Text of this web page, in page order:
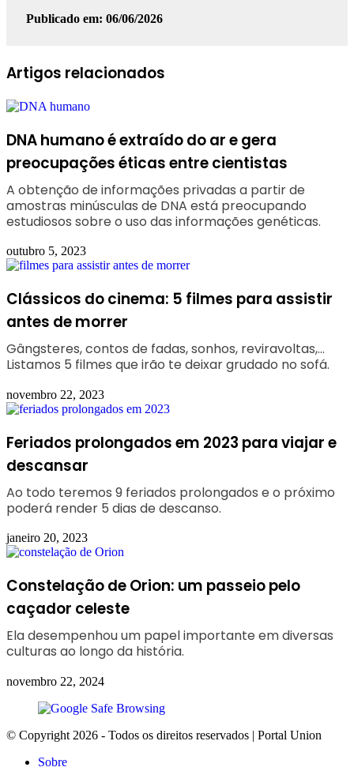
Publicado em: 06/06/2026
Facebook
Linkedin
WhatsApp
Telegram
Artigos relacionados
DNA humano é extraído do ar e gera
preocupações éticas entre cientistas
A obtenção de informações privadas a partir de
amostras minúsculas de DNA está preocupando
estudiosos sobre o uso das informações genéticas.
outubro 5, 2023
Clássicos do cinema: 5 filmes para assistir
antes de morrer
Gângsteres, contos de fadas, sonhos, reviravoltas,...
Listamos 5 filmes que irão te deixar grudado no sofá.
novembro 22, 2023
Feriados prolongados em 2023 para viajar e
descansar
Ao todo teremos 9 feriados prolongados e o próximo
poderá render 5 dias de descanso.
janeiro 20, 2023
Constelação de Orion: um passeio pelo
caçador celeste
Ela desempenhou um papel importante em diversas
culturas ao longo da história.
novembro 22, 2024
© Copyright 2026 - Todos os direitos reservados | Portal Union
Sobre